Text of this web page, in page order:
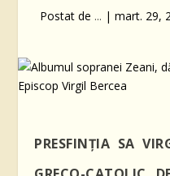
Postat de ... | mart. 29,
PRESFINȚIA SA